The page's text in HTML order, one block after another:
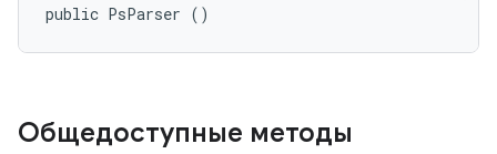
public PsParser ()
Общедоступные методы